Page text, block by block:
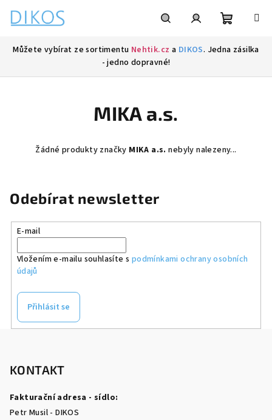
obsah
Můžete vybírat ze sortimentu Nehtik.cz a DIKOS. Jedna zásilka
- jedno dopravné!
MIKA a.s.
Žádné produkty značky MIKA a.s. nebyly nalezeny...
Odebírat newsletter
E-mail
Vložením e-mailu souhlasíte s podmínkami ochrany osobních
údajů
Přihlásit se
KONTAKT
Fakturační adresa - sídlo:
Petr Musil - DIKOS